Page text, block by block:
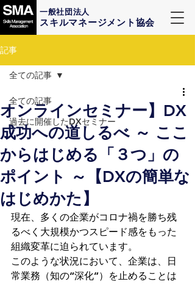
一般社団法人
スキルマネージメント協会
記事
全ての記事
過去に開催したDXセミナー
全ての記事
オンラインセミナー】​DX
成功への道しるべ​ ～ ここ
からはじめる「３つ」の
ポイント ～【DXの簡単な
はじめかた】
現在、多くの企業がコロナ禍を勝ち残
るべく大規模かつスピード感をもった
組織変革に迫られています。
このような状況において、企業は、日
常業務（知の“深化”）を止めることは